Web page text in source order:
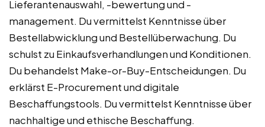
Lieferantenauswahl, -bewertung und -
management. Du vermittelst Kenntnisse über
Bestellabwicklung und Bestellüberwachung. Du
schulst zu Einkaufsverhandlungen und Konditionen.
Du behandelst Make-or-Buy-Entscheidungen. Du
erklärst E-Procurement und digitale
Beschaffungstools. Du vermittelst Kenntnisse über
nachhaltige und ethische Beschaffung.